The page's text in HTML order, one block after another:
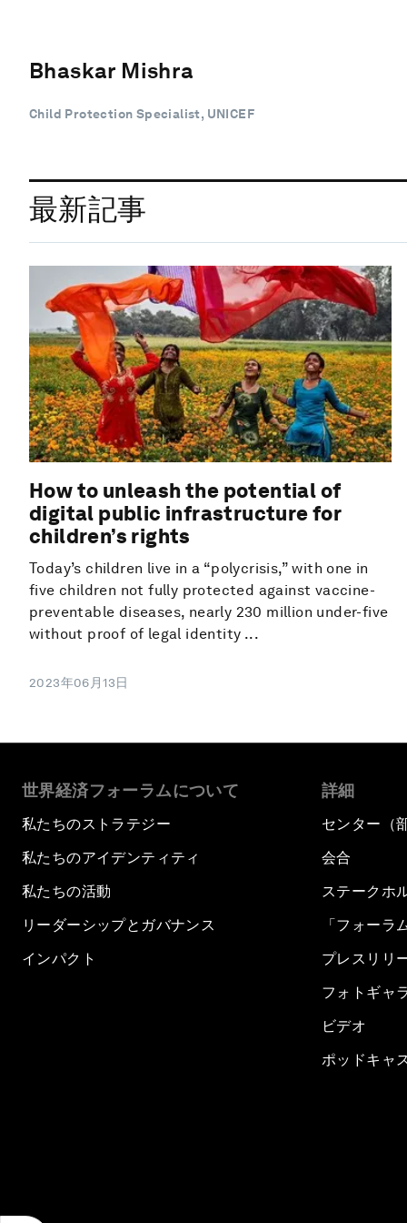
Bhaskar Mishra
Child Protection Specialist, UNICEF
最新記事
How to unleash the potential of
digital public infrastructure for
children’s rights
Today’s children live in a “polycrisis,” with one in
five children not fully protected against vaccine-
preventable diseases, nearly 230 million under-five
without proof of legal identity ...
2023年06月13日
世界経済フォーラムについて
私たちのストラテジー
私たちのアイデンティティ
私たちの活動
リーダーシップとガバナンス
インパクト
詳細
センター（
会合
ステークホ
「フォーラ
プレスリリ
フォトギャ
ビデオ
ポッドキャ